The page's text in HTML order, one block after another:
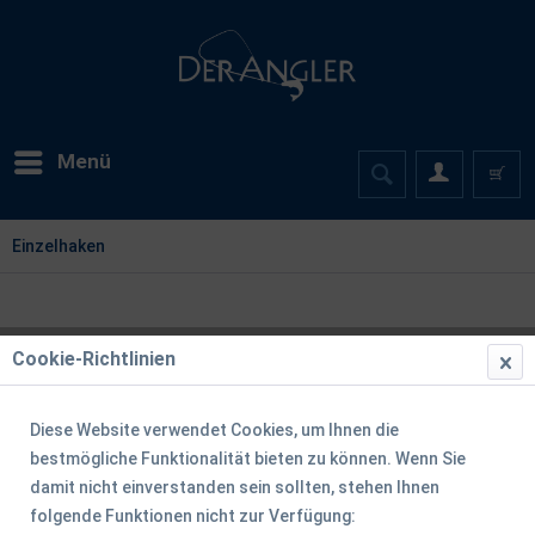
Menü
Einzelhaken
Cookie-Richtlinien
Diese Website verwendet Cookies, um Ihnen die
bestmögliche Funktionalität bieten zu können. Wenn Sie
damit nicht einverstanden sein sollten, stehen Ihnen
folgende Funktionen nicht zur Verfügung: